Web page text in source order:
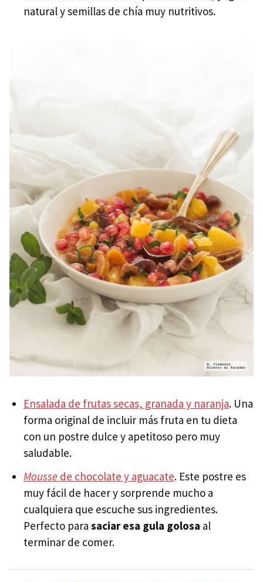
natural y semillas de chía muy nutritivos.
Ensalada de frutas secas, granada y naranja. Una
forma original de incluir más fruta en tu dieta
con un postre dulce y apetitoso pero muy
saludable.
Mousse de chocolate y aguacate. Este postre es
muy fácil de hacer y sorprende mucho a
cualquiera que escuche sus ingredientes.
Perfecto para saciar esa gula golosa al
terminar de comer.